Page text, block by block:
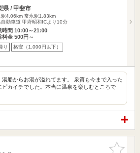
県 / 甲斐市
駅4.06km 常永駅1.83km
自動車道 甲府昭和ICより10分
時間 10:00～21:00
料金 500円～
り 格安（1,000円以下）
湯船からお湯が溢れてます。 泉質も今まで入った
ピカイチでした。本当に温泉を楽しむところで
お気に入